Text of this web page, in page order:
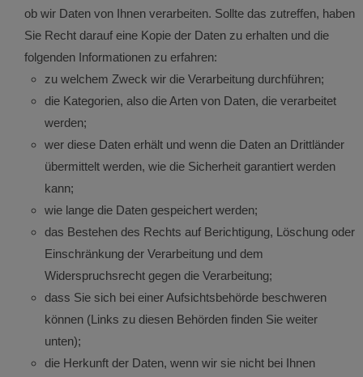
ob wir Daten von Ihnen verarbeiten. Sollte das zutreffen, haben
Sie Recht darauf eine Kopie der Daten zu erhalten und die
folgenden Informationen zu erfahren:
zu welchem Zweck wir die Verarbeitung durchführen;
die Kategorien, also die Arten von Daten, die verarbeitet
werden;
wer diese Daten erhält und wenn die Daten an Drittländer
übermittelt werden, wie die Sicherheit garantiert werden
kann;
wie lange die Daten gespeichert werden;
das Bestehen des Rechts auf Berichtigung, Löschung oder
Einschränkung der Verarbeitung und dem
Widerspruchsrecht gegen die Verarbeitung;
dass Sie sich bei einer Aufsichtsbehörde beschweren
können (Links zu diesen Behörden finden Sie weiter
unten);
die Herkunft der Daten, wenn wir sie nicht bei Ihnen